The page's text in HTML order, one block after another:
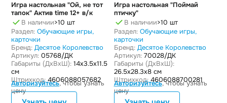
Игра настольная "Ой, не тот
тапок" Актив time 12+ в/к
В наличии>10 шт
Раздел: Обучающие игры,
карточки
Бренд: Десятое Королевство
Артикул: 05768/ДК
Габариты (ДxВxШ): 14x3.5x11.5
см
Штрихкод: 4606088057682
Авторизуйтесь, чтобы узнать
цену
Игра настольная "Поймай
птичку"
В наличии>10 шт
Раздел: Обучающие игры,
карточки
Бренд: Десятое Королевство
Артикул:70028/ДК
Габариты (ДxВxШ):
26.5x28.3x8 см
Штрихкод:4606088700281
Авторизуйтесь, чтобы узнать
цену